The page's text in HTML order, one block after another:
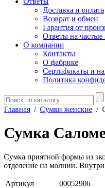
Доставка и оплата
Возврат и обмен
Гарантия от
Ответы на частые
О компании
Контакты
О фабрике
Сертификаты и
Политика
Главная / Сумки женские /
Сумка
Сумка приятной формы из
отделение на молнии.
Артикул
00052906